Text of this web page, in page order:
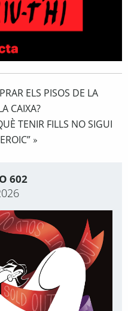
ELS PISOS DE LA
CAIXA?
TENIR FILLS NO SIGUI
»
602